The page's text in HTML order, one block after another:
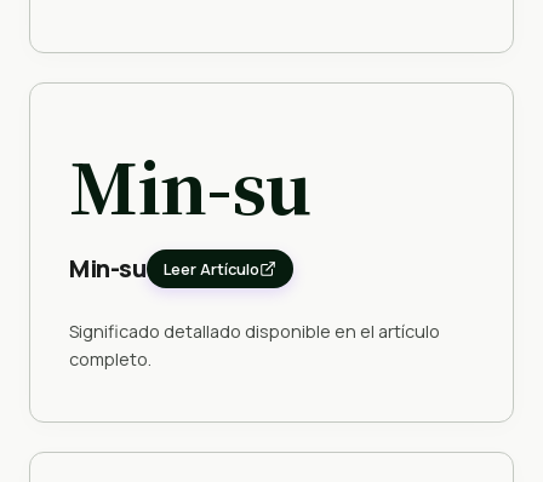
Min-su
Min-su Leer Artículo
Significado detallado disponible en el artículo
completo.